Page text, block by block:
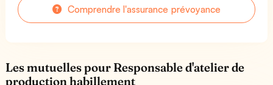
Comprendre l'assurance prévoyance
Les mutuelles pour Responsable d'atelier de
production habillement